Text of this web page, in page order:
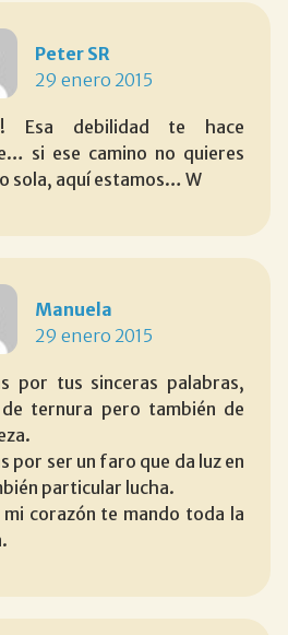
Peter SR
29 enero 2015
Esa debilidad te hace
si ese camino no quieres
sola, aquí estamos… W
Manuela
29 enero 2015
por tus sinceras palabras,
de ternura pero también de
por ser un faro que da luz en
particular lucha.
mi corazón te mando toda la